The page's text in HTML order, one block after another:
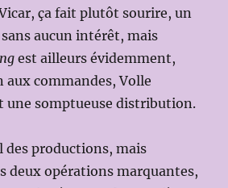
ça fait plutôt sourire, un
aucun intérêt, mais
est ailleurs évidemment,
aux commandes, Volle
une somptueuse distribution.
des productions, mais
deux opérations marquantes,